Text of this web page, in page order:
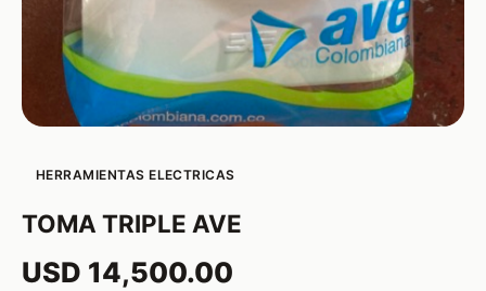
HERRAMIENTAS ELECTRICAS
TOMA TRIPLE AVE
USD 14,500.00